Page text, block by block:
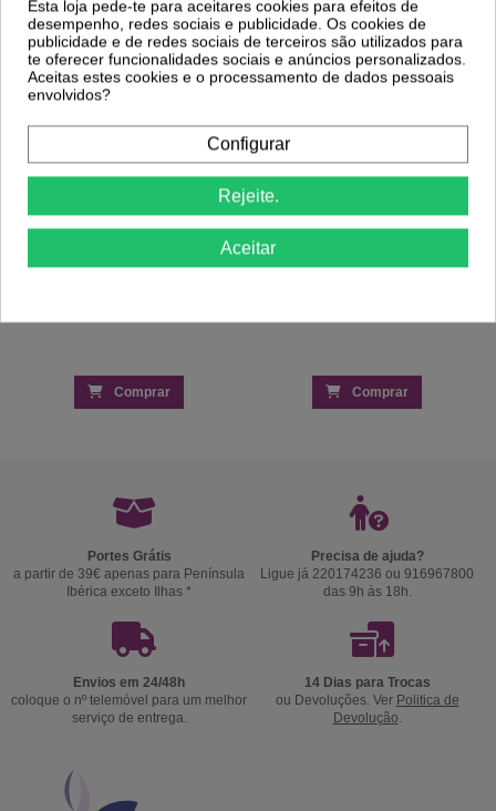
-30%
Fiber Base Gel - Transparente 15ml
Inocos
9,03 €
Comprar
-25%
Verniz Gel Vestido de Noiva 15ml - Era
Comprar
Portes Grátis
a partir de 39€ apenas para Península
Ibérica exceto Ilhas *
Precisa de ajuda?
Ligue já 220174236 ou 916967800
das 9h às 18h.
Envios em 24/48h
coloque o nº telemóvel para um melhor
serviço de entrega.
14 Dias para Trocas
ou Devoluções. Ver Politica de
Devolução.
Esta loja pede-te para aceitares cookies para efeitos de
desempenho, redes sociais e publicidade. Os cookies de
publicidade e de redes sociais de terceiros são utilizados para
te oferecer funcionalidades sociais e anúncios personalizados.
Aceitas estes cookies e o processamento de dados pessoais
envolvidos?
Configurar
Rejeite.
Aceitar